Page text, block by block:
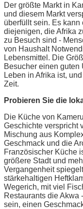
Der größte Markt in
und diesem Markt
überfüllt sein. Es kann
diejenigen, die Afrika
zu Besuch sind -
von Haushalt
Lebensmittel. Die
Besucher einen
Leben in Afrika ist,
Zeit.
Probieren Sie die
Die Küche von
Geschichte verspricht
Mischung aus
Geschmack und die
Französischer Küche
größere Stadt und
Vergangenheit
stärkehaltigen
Wegerich, mit viel
Restaurants die Akwa
sein, einen